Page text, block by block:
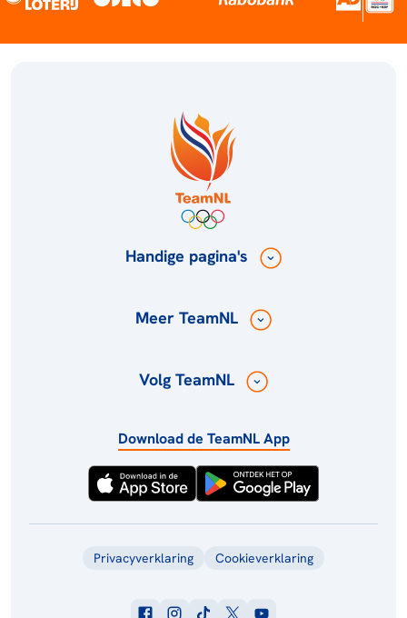
Handige pagina's
Meer TeamNL
Volg TeamNL
Download de TeamNL App
Privacyverklaring Cookieverklaring